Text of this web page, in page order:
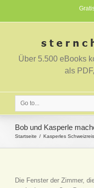
Über 5.500 eBooks
als
Go to...
Bob und Kasperle
Startseite Kasperles
Die Fenster der Zimmer,